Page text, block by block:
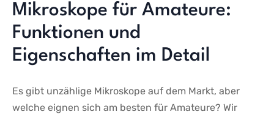
Mikroskope​ für ⁢Amateure:
Funktionen und
Eigenschaften im‍ Detail
Es gibt ​unzählige⁢ Mikroskope auf dem Markt,‌ aber
welche eignen sich am besten für Amateure? Wir